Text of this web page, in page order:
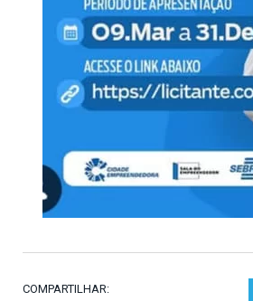
COMPARTILHAR: